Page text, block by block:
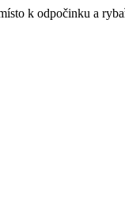
k odpočinku a